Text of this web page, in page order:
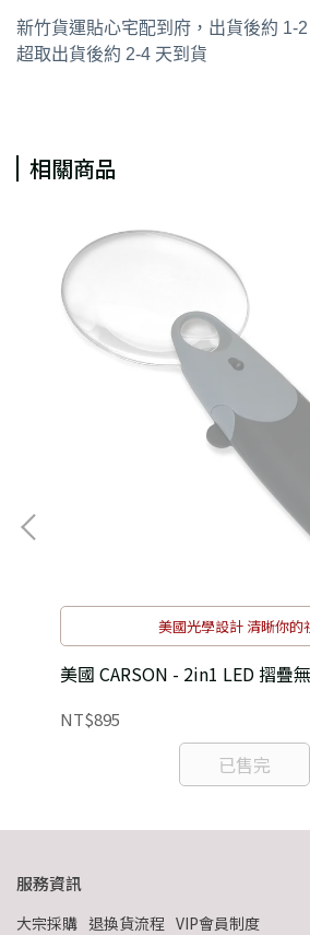
新竹貨運貼心宅配到府，出貨後約 1-
超取出貨後約 2-4 天到貨
相關商品
美國光學設計 清晰你的
美國 CARSON - 2in1 LED 摺疊
NT$895
已售完
服務資訊
大宗採購 退換貨流程 VIP會員制度